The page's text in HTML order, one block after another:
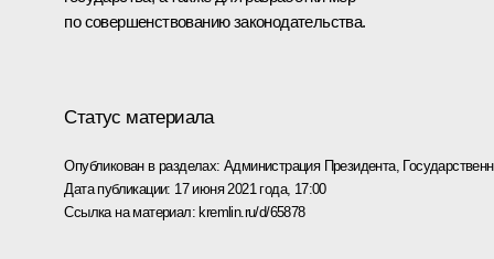
по совершенствованию законодательства.
Статус материала
Опубликован в разделах: Администрация Президента,
Дата публикации: 17 июня 2021 года, 17:00
Ссылка на материал: kremlin.ru/d/65878